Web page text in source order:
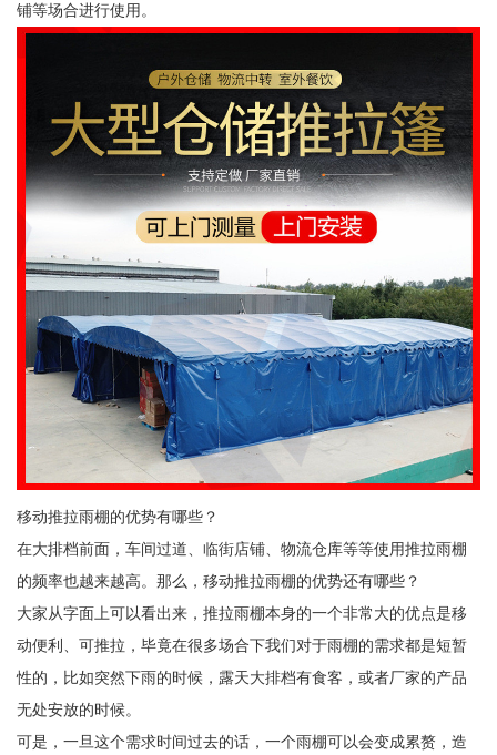
铺等场合进行使用。
移动推拉雨棚的优势有哪些？
在大排档前面，车间过道、临街店铺、物流仓库等等使用推拉雨棚
的频率也越来越高。那么，移动推拉雨棚的优势还有哪些？
大家从字面上可以看出来，推拉雨棚本身的一个非常大的优点是移
动便利、可推拉，毕竟在很多场合下我们对于雨棚的需求都是短暂
性的，比如突然下雨的时候，露天大排档有食客，或者厂家的产品
无处安放的时候。
可是，一旦这个需求时间过去的话，一个雨棚可以会变成累赘，造